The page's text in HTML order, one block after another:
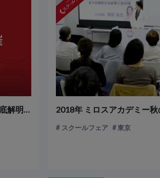
うまくいかない人生の“その訳”を徹底解明！！ スクールフェア in 名古屋校開催
スクールフェア 東京